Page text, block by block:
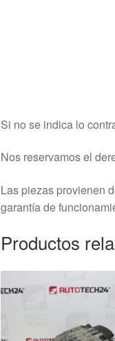
Si no se indica lo
Nos reservamos el
Las piezas provienen
garantía de
Productos